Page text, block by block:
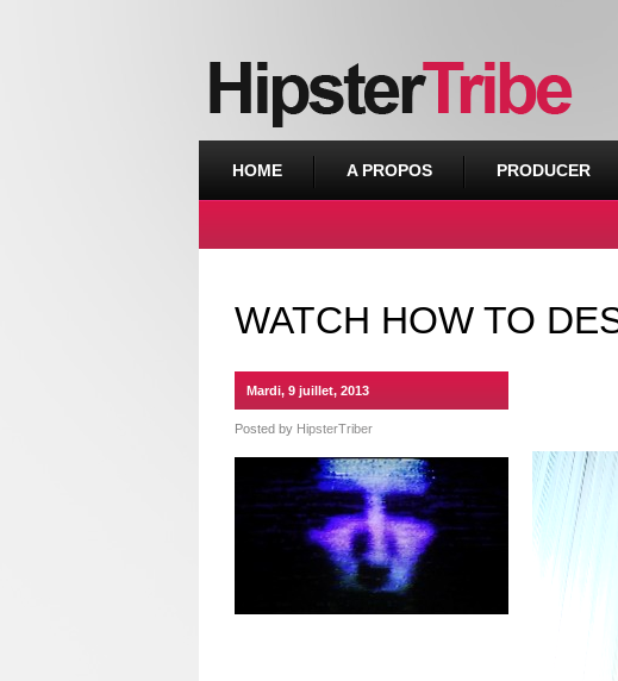
HOME A PROPOS PRODUCER
WATCH HOW TO
Mardi, 9 juillet, 2013
Posted by HipsterTriber